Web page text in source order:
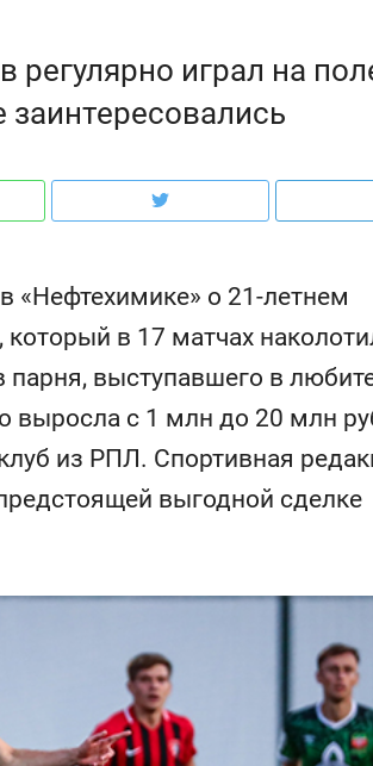
играл на
заинтересовались
«Нефтехимике» о 21-летнем
в 17 матчах
выступавшего в
выросла с 1 млн до 20 млн
из РПЛ. Спортивная
выгодной сделке
камер до квартиры и Face
вместо ключа: какой будет